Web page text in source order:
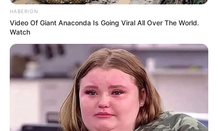
HABERION
Video Of Giant Anaconda Is Going Viral All Over The World.
Watch